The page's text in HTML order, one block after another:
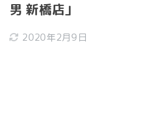
男 新橋店」
2020年2月9日